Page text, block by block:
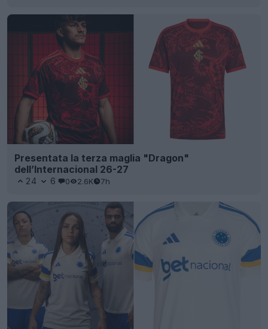
Presentata la terza maglia "Dragon"
dell’Internacional 26-27
24 6 0 2.6K 7h